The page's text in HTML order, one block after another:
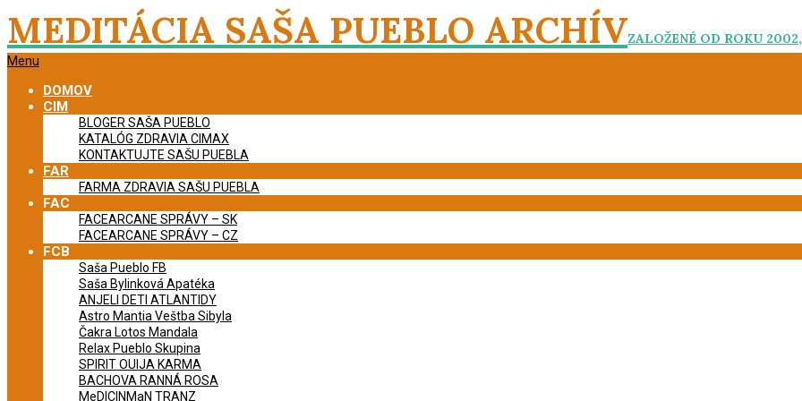
Skip
to
content
MEDITÁCIA SAŠA PUEBLO ARCHÍVZALOŽENÉ OD ROKU
Primary
Menu
Menu
DOMOV
CIM
BLOGER SAŠA PUEBLO
KATALÓG ZDRAVIA CIMAX
KONTAKTUJTE SAŠU PUEBLA
FAR
FARMA ZDRAVIA SAŠU PUEBLA
FAC
FACEARCANE SPRÁVY – SK
FACEARCANE SPRÁVY – CZ
FCB
Saša Pueblo FB
Saša Bylinková Apatéka
ANJELI DETI ATLANTIDY
Astro Mantia Veštba Sibyla
Čakra Lotos Mandala
Relax Pueblo Skupina
SPIRIT OUIJA KARMA
BACHOVA RANNÁ ROSA
MeDICINMaN TRANZ